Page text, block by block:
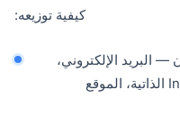
كيفية توزيعه:
البريد الإلكتروني،
مجموعة WhatsApp، سيرة Instagram الذاتية، الموقع